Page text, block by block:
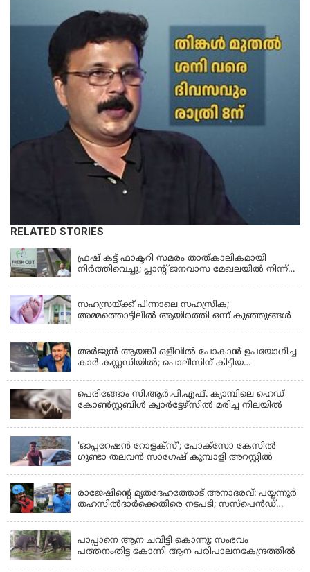
RELATED STORIES
KERALA
ഫ്രഷ് കട്ട് ഫാക്ടറി സമരം താത്കാലികമായി
നിർത്തിവെച്ചു; പ്ലാൻ്റ് ജനവാസ മേഖലയിൽ നിന്ന്
സഹസ്രയ്ക്ക് പിന്നാലെ സഹസ്രിക;
അമ്മത്തൊട്ടിലില്‍ ആയിരത്തി ഒന്ന് കുഞ്ഞുങ്ങള്‍
അർജുൻ ആയങ്കി ഒളിവിൽ പോകാൻ ഉപയോഗിച്ച
കാർ കസ്റ്റഡിയിൽ; പൊലീസിന് കിട്ടിയ
പെരിങ്ങോം സി.ആർ.പി.എഫ്. ക്യാമ്പിലെ ഹെഡ്
കോൺസ്റ്റബിൾ ക്വാർട്ടേഴ്സിൽ മരിച്ച നിലയിൽ
'ഓപ്പറേഷൻ റോളക്സ്'; പോക്സോ കേസിൽ
ഗുണ്ടാ തലവൻ സാഗേഷ് കുമ്പാളി അറസ്റ്റിൽ
രാജേഷിന്റെ മൃതദേഹത്തോട് അനാദരവ്: പയ്യന്നൂർ
തഹസിൽദാർക്കെതിരെ നടപടി; സസ്പെൻഡ്
പാപ്പാനെ ആന ചവിട്ടി കൊന്നു; സംഭവം
പത്തനംതിട്ട കോന്നി ആന പരിപാലനകേന്ദ്രത്തിൽ